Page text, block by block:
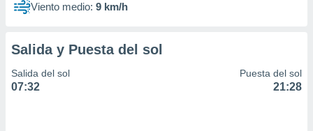
Viento medio: 9 km/h
Salida y Puesta del sol
Salida del sol
07:32
Puesta del sol
21:28